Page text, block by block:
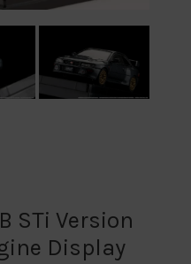
STi Version
Display